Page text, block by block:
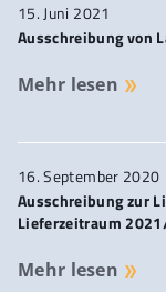
15. Juni 2021
Ausschreibung von
Mehr lesen
16. September 2020
Ausschreibung zur
Lieferzeitraum
Mehr lesen